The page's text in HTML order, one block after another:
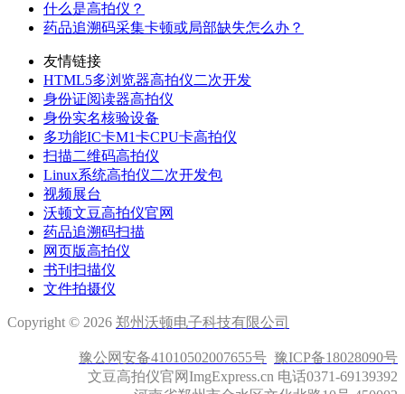
什么是高拍仪？
药品追溯码采集卡顿或局部缺失怎么办？
友情链接
HTML5多浏览器高拍仪二次开发
身份证阅读器高拍仪
身份实名核验设备
多功能IC卡M1卡CPU卡高拍仪
扫描二维码高拍仪
Linux系统高拍仪二次开发包
视频展台
沃顿文豆高拍仪官网
药品追溯码扫描
网页版高拍仪
书刊扫描仪
文件拍摄仪
Copyright © 2026 郑州沃顿电子科技有限公司
豫公网安备41010502007655号 豫ICP备18028090号
文豆高拍仪官网ImgExpress.cn 电话0371-69139392